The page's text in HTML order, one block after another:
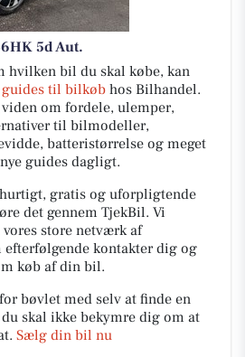
5d Aut.
hvilken bil du skal købe, kan
til bilkøb hos Bilhandel.
om fordele, ulemper,
til bilmodeller,
batteristørrelse og meget
guides dagligt.
gratis og uforpligtende
det gennem TjekBil. Vi
store netværk af
kontakter dig og
køb af din bil.
bøvlet med selv at finde en
skal ikke bekymre dig om at
Sælg din bil nu